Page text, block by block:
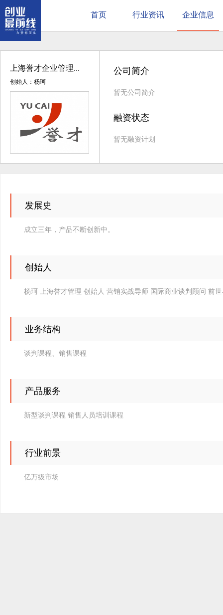
首页 行业资讯 企业信息
上海誉才企业管理...
创始人：杨珂
公司简介
暂无公司简介
融资状态
暂无融资计划
发展史
成立三年，产品不断创新中。
创始人
杨珂 上海誉才管理 创始人 营销实战导师 国际商业谈判顾问 前
业务结构
谈判课程、销售课程
产品服务
新型谈判课程 销售人员培训课程
行业前景
亿万级市场